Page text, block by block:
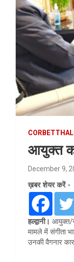
आयुक्त
December 9,
ख़बर शेयर करें -
हल्द्वानी। आयुक्त/
मामले में संगीता
उनकी वैगनार